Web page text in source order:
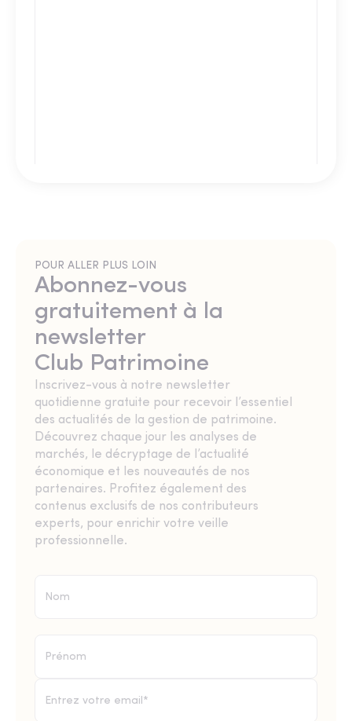
POUR ALLER PLUS LOIN
Abonnez-vous
gratuitement à la
newsletter
Club Patrimoine
Inscrivez-vous à notre newsletter
quotidienne gratuite pour recevoir l’essentiel
des actualités de la gestion de patrimoine.
Découvrez chaque jour les analyses de
marchés, le décryptage de l’actualité
économique et les nouveautés de nos
partenaires. Profitez également des
contenus exclusifs de nos contributeurs
experts, pour enrichir votre veille
professionnelle.